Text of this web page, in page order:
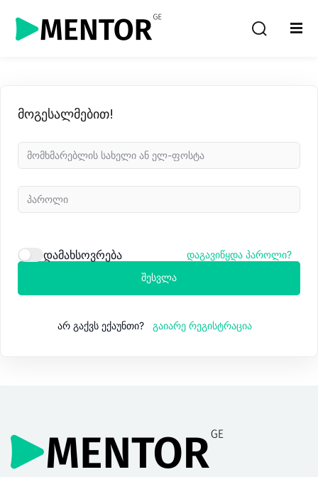
მოგესალმებით!
დამახსოვრება დაგავიწყდა პაროლი?
შესვლა
არ გაქვს ექაუნთი? გაიარე რეგისტრაცია
Sign in
Remember me